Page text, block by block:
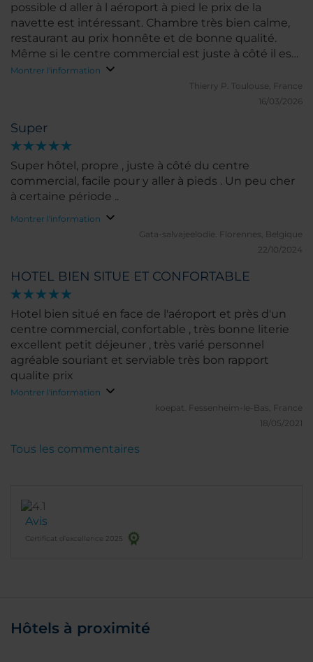
possible d aller à l aéroport à pied le prix de la
navette est intéressant. Chambre très bien calme,
restaurant au prix honnête et de bonne qualité.
Même si le centre commercial est juste à côté il est
tellement grand qu on s y perd. Personnel nickel
Montrer l'information
Thierry P. Toulouse, France
16/03/2026
Super
Super hôtel, propre , juste à côté du centre
commercial, facile pour y aller à pieds . Un peu cher
à certaine période ..
Montrer l'information
Gata-salvajeelodie.
Florennes, Belgique
22/10/2024
HOTEL BIEN SITUE ET CONFORTABLE
Hotel bien situé en face de l'aéroport et près d'un
centre commercial, confortable , très bonne literie
excellent petit déjeuner , très varié personnel
agréable souriant et serviable très bon rapport
qualite prix
Montrer l'information
koepat.
Fessenheim-le-Bas, France
18/05/2021
Avis
Certificat d’excellence 2025
Tous les commentaires
Hôtels à proximité